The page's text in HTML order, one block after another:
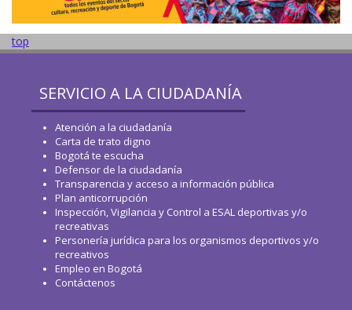
top
SERVICIO A LA CIUDADANÍA
Atención a la ciudadanía
Carta de trato digno
Bogotá te escucha
Defensor de la ciudadanía
Transparencia y acceso a información pública
Plan anticorrupción
Inspección, Vigilancia y Control a ESAL deportivas y/o
recreativas
Personería jurídica para los organismos deportivos y/o
recreativos
Empleo en Bogotá
Contáctenos